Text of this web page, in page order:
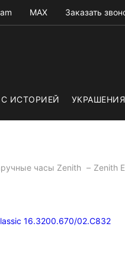
MAX Заказать
ИСТОРИЕЙ УКРАШЕНИЯ
часы Zenith Zenith